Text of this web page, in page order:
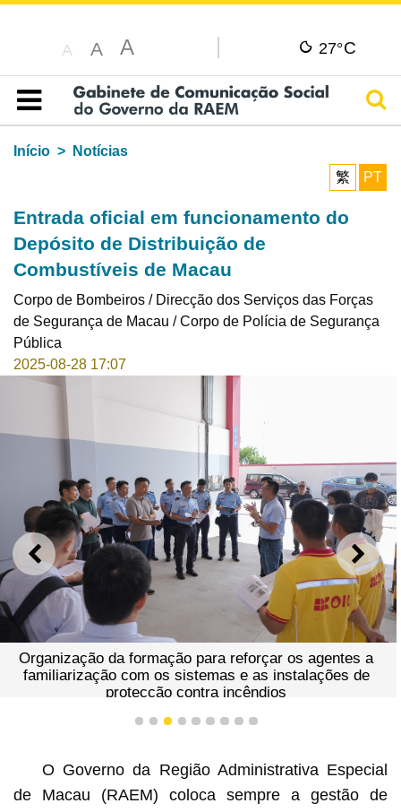
A A A 27°C
Índice
Início
Notícias
繁
PT
Entrada oficial em funcionamento do
Depósito de Distribuição de
Combustíveis de Macau
Corpo de Bombeiros / Direcção dos Serviços das Forças
de Segurança de Macau / Corpo de Polícia de Segurança
Pública
2025-08-28 17:07
ANTERIOR
Organização da formação para reforçar os agentes a
familiarização com os sistemas e as instalações de
protecção contra incêndios
1 2 3 4 5 6 7 8 9
O Governo da Região Administrativa Especial
de Macau (RAEM) coloca sempre a gestão de